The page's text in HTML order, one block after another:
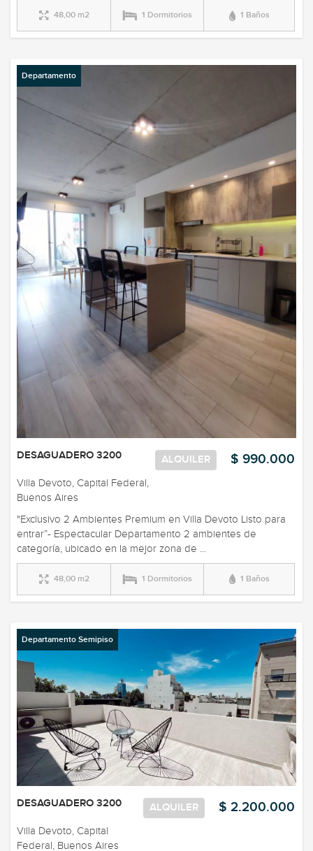
48,00 m2 1 Dormitorios 1 Baños
Departamento
$ 990.000
ALQUILER
DESAGUADERO 3200
Villa Devoto, Capital Federal,
Buenos Aires
"Exclusivo 2 Ambientes Premium en Villa Devoto Listo para
entrar”- Espectacular Departamento 2 ambientes de
categoría, ubicado en la mejor zona de ...
48,00 m2 1 Dormitorios 1 Baños
Departamento Semipiso
$ 2.200.000
ALQUILER
DESAGUADERO 3200
Villa Devoto, Capital
Federal, Buenos Aires